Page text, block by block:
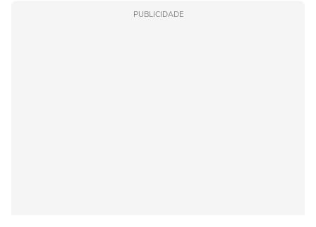
PUBLICIDADE